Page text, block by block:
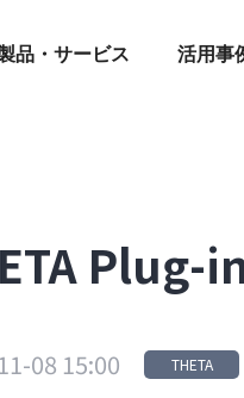
品・サービス 活用事
Plug-
08 15:00 THETA